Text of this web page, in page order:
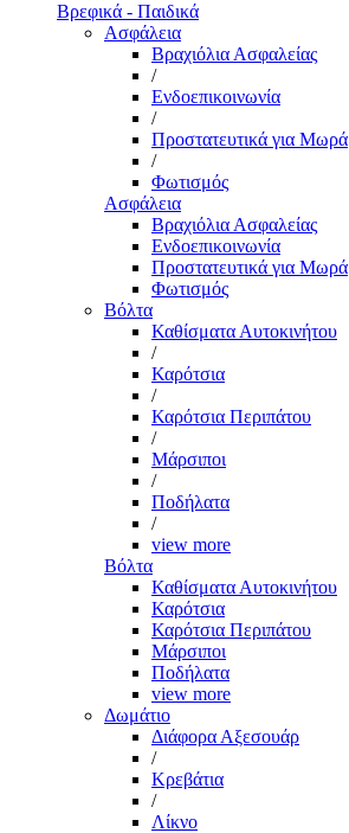
Βρεφικά - Παιδικά
Ασφάλεια
Βραχιόλια Ασφαλείας
/
Ενδοεπικοινωνία
/
Προστατευτικά για Μωρά
/
Φωτισμός
Ασφάλεια
Βραχιόλια Ασφαλείας
Ενδοεπικοινωνία
Προστατευτικά για Μωρά
Φωτισμός
Βόλτα
Καθίσματα Αυτοκινήτου
/
Καρότσια
/
Καρότσια Περιπάτου
/
Μάρσιποι
/
Ποδήλατα
/
view more
Βόλτα
Καθίσματα Αυτοκινήτου
Καρότσια
Καρότσια Περιπάτου
Μάρσιποι
Ποδήλατα
view more
Δωμάτιο
Διάφορα Αξεσουάρ
/
Κρεβάτια
/
Λίκνο